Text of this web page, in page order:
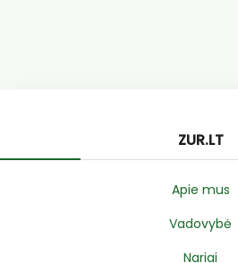
ZUR.LT
Apie mus
Vadovybė
Nariai